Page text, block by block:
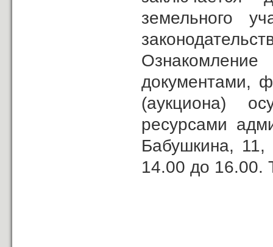
земельного
документами,
(аукциона)
ресурсами
Бабушкина,
14.00 до